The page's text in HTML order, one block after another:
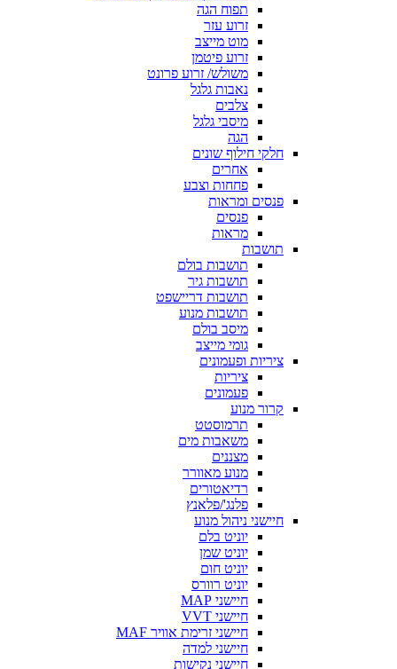
תפוח הגה
זרוע עזר
מוט מייצב
זרוע פיטמן
משולש/ זרוע פרונט
נאבות גלגל
צלבים
מיסבי גלגל
הגה
חלקי חילוף שונים
אחרים
פחחות וצבע
פנסים ומראות
פנסים
מראות
תושבות
תושבות בולם
תושבות גיר
תושבות דריישפט
תושבות מנוע
מיסב בולם
גומי מייצב
ציריות ופעמונים
ציריות
פעמונים
קרור מנוע
תרמוסטט
משאבות מים
מצננים
מנוע מאוורר
רדיאטורים
פלנג'/פלאנץ
חיישני ניהול מנוע
יוניט בלם
יוניט שמן
יוניט חום
יוניט רוורס
חיישני MAP
חיישני VVT
חיישני זרימת אוויר MAF
חיישני למדה
חיישני נקישות